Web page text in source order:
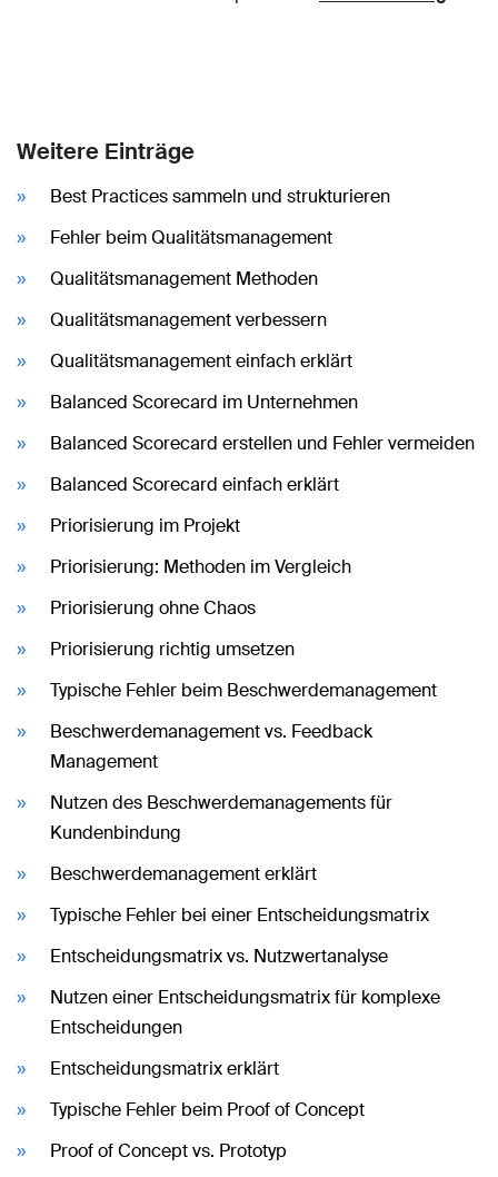
Weitere Einträge
Best Practices sammeln und strukturieren
Fehler beim Qualitätsmanagement
Qualitätsmanagement Methoden
Qualitätsmanagement verbessern
Qualitätsmanagement einfach erklärt
Balanced Scorecard im Unternehmen
Balanced Scorecard erstellen und Fehler vermeiden
Balanced Scorecard einfach erklärt
Priorisierung im Projekt
Priorisierung: Methoden im Vergleich
Priorisierung ohne Chaos
Priorisierung richtig umsetzen
Typische Fehler beim Beschwerdemanagement
Beschwerdemanagement vs. Feedback
Management
Nutzen des Beschwerdemanagements für
Kundenbindung
Beschwerdemanagement erklärt
Typische Fehler bei einer Entscheidungsmatrix
Entscheidungsmatrix vs. Nutzwertanalyse
Nutzen einer Entscheidungsmatrix für komplexe
Entscheidungen
Entscheidungsmatrix erklärt
Typische Fehler beim Proof of Concept
Proof of Concept vs. Prototyp